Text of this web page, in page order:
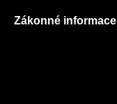
Zákonné informace